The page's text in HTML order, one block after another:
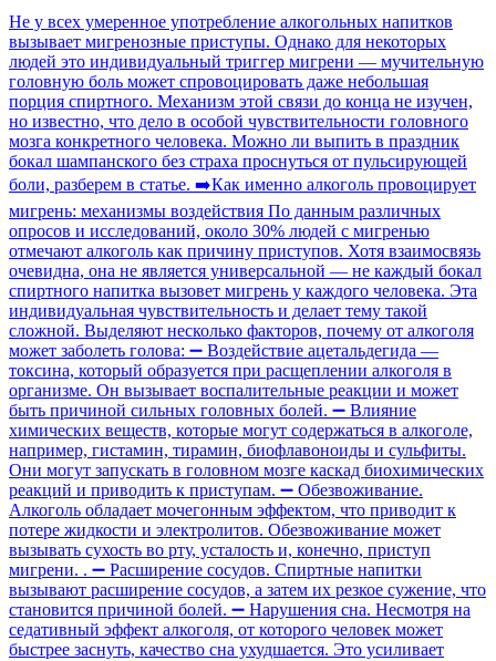
Не у всех умеренное употребление алкогольных напитков
вызывает мигренозные приступы. Однако для некоторых
людей это индивидуальный триггер мигрени — мучительную
головную боль может спровоцировать даже небольшая
порция спиртного. Механизм этой связи до конца не изучен,
но известно, что дело в особой чувствительности головного
мозга конкретного человека. Можно ли выпить в праздник
бокал шампанского без страха проснуться от пульсирующей
боли, разберем в статье. ➡️Как именно алкоголь провоцирует
мигрень: механизмы воздействия По данным различных
опросов и исследований, около 30% людей с мигренью
отмечают алкоголь как причину приступов. Хотя взаимосвязь
очевидна, она не является универсальной — не каждый бокал
спиртного напитка вызовет мигрень у каждого человека. Эта
индивидуальная чувствительность и делает тему такой
сложной. Выделяют несколько факторов, почему от алкоголя
может заболеть голова: ➖ Воздействие ацетальдегида —
токсина, который образуется при расщеплении алкоголя в
организме. Он вызывает воспалительные реакции и может
быть причиной сильных головных болей. ➖ Влияние
химических веществ, которые могут содержаться в алкоголе,
например, гистамин, тирамин, биофлавоноиды и сульфиты.
Они могут запускать в головном мозге каскад биохимических
реакций и приводить к приступам. ➖ Обезвоживание.
Алкоголь обладает мочегонным эффектом, что приводит к
потере жидкости и электролитов. Обезвоживание может
вызывать сухость во рту, усталость и, конечно, приступ
мигрени. . ➖ Расширение сосудов. Спиртные напитки
вызывают расширение сосудов, а затем их резкое сужение, что
становится причиной болей. ➖ Нарушения сна. Несмотря на
седативный эффект алкоголя, от которого человек может
быстрее заснуть, качество сна ухудшается. Это усиливает